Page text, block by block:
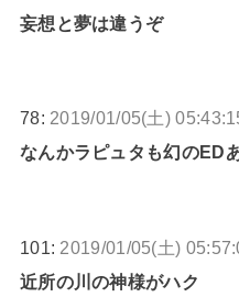
妄想と夢は違うぞ
78: 2019/01/05(土)
なんかラピュタも幻のED
101: 2019/01/05(土)
近所の川の神様がハク